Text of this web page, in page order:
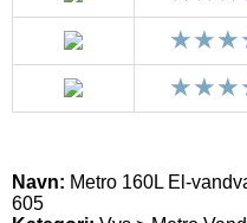
Navn: Metro 160L El-
605